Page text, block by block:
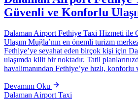
Güvenli ve Konforlu
Dalaman Airport Fethiye Taxi Hizmeti ile
Ulaşım Muğla’nın en önemli turizm
Fethiye’ye seyahat eden birçok kişi için
ulaşımda kilit bir noktadır. Tatil
havalimanından Fethiye’ye hızlı,
Devamını Oku
Dalaman Airport Taxi